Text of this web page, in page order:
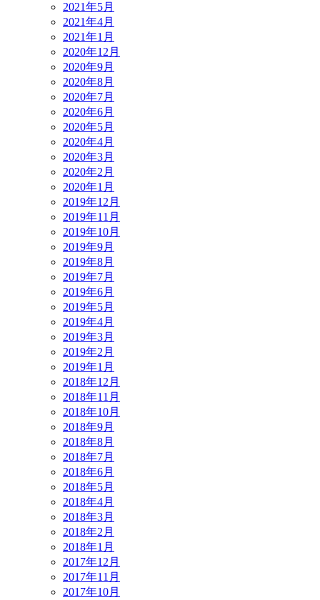
2021年5月
2021年4月
2021年1月
2020年12月
2020年9月
2020年8月
2020年7月
2020年6月
2020年5月
2020年4月
2020年3月
2020年2月
2020年1月
2019年12月
2019年11月
2019年10月
2019年9月
2019年8月
2019年7月
2019年6月
2019年5月
2019年4月
2019年3月
2019年2月
2019年1月
2018年12月
2018年11月
2018年10月
2018年9月
2018年8月
2018年7月
2018年6月
2018年5月
2018年4月
2018年3月
2018年2月
2018年1月
2017年12月
2017年11月
2017年10月